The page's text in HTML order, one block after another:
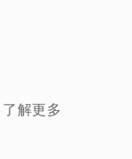
了解更多